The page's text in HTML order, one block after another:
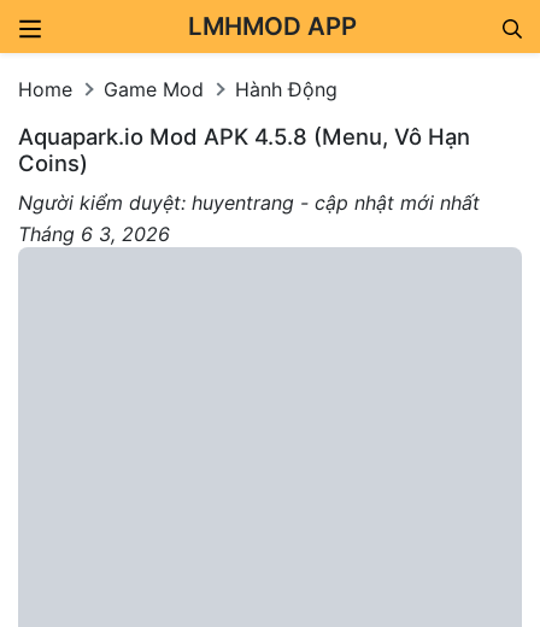
LMHMOD APP
Home Game Mod Hành Động
Aquapark.io Mod APK 4.5.8 (Menu, Vô Hạn
Coins)
Người kiểm duyệt: huyentrang - cập nhật mới nhất
Tháng 6 3, 2026